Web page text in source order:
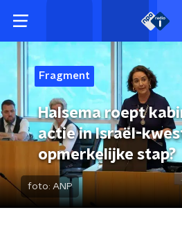
Fragment
Halsema roept
actie in Israël-
opmerkelijke stap?
foto: ANP